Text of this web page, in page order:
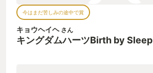
今はまだ苦しみの途中で賞
キョウヘイヘさん
キングダムハーツBirth by Sleep